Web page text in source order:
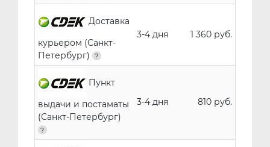
Доставка
курьером (Санкт-
Петербург)
3-4 дня 1 360 руб.
Пункт
выдачи и постаматы
(Санкт-Петербург)
3-4 дня 810 руб.